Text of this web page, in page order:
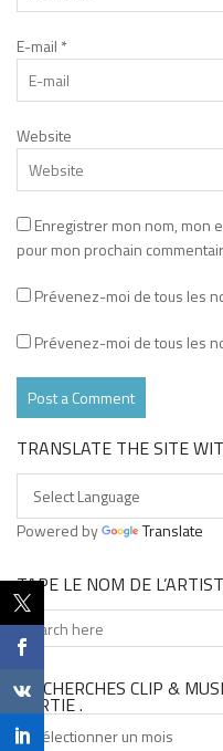
E-mail *
Website
Enregistrer mon nom, mon
pour mon prochain
Prévenez-moi de tous les
Prévenez-moi de tous les
TRANSLATE THE SITE
Powered by Translate
TAPE LE NOM DE
TU CHERCHES CLIP &
SORTIE .
Tu